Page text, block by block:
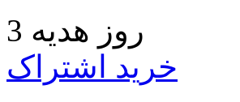
3 روز هدیه
خرید اشتراک